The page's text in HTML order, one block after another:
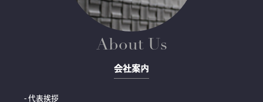
About Us
会社案内
- 代表挨拶